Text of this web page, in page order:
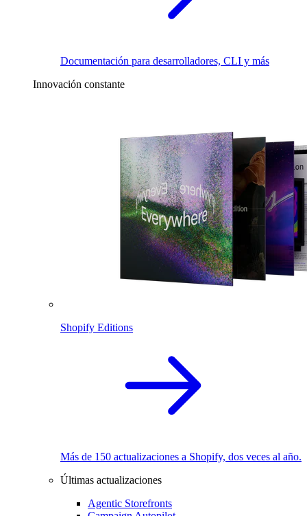
Documentación para desarrolladores, CLI y más
Innovación constante
Shopify Editions
Más de 150 actualizaciones a Shopify, dos veces al año.
Últimas actualizaciones
Agentic Storefronts